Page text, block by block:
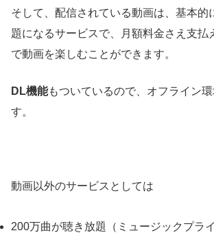
そして、配信されている動画は、基本的
題になるサービスで、月額料金さえ支払
で動画を楽しむことができます。
DL機能もついているので、オフライン
す。
動画以外のサービスとしては
200万曲が聴き放題（ミュージックプライ